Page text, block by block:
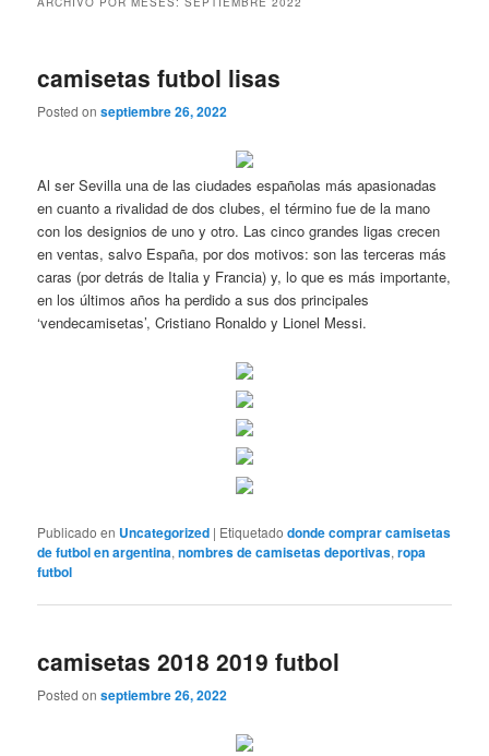
camisetas futbol lisas
Posted onseptiembre 26, 2022
Al ser Sevilla una de las ciudades españolas más apasionadas
en cuanto a rivalidad de dos clubes, el término fue de la mano
con los designios de uno y otro. Las cinco grandes ligas crecen
en ventas, salvo España, por dos motivos: son las terceras más
caras (por detrás de Italia y Francia) y, lo que es más importante,
en los últimos años ha perdido a sus dos principales
‘vendecamisetas’, Cristiano Ronaldo y Lionel Messi.
Publicado en Uncategorized | Etiquetado donde comprar camisetas
de futbol en argentina,nombres de camisetas deportivas,ropa
futbol
camisetas 2018 2019 futbol
Posted onseptiembre 26, 2022